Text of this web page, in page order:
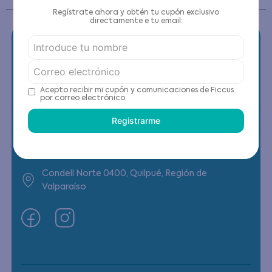
Contáctanos
(22) 6178818 - Compras Internet
Condell Norte 0400, Quilpué, Región de
Valparaíso
Regístrate ahora y obtén tu cupón exclusivo
directamente e tu email:
Acepto recibir mi cupón y comunicaciones de Ficcus
por correo electrónico.
Registrarme